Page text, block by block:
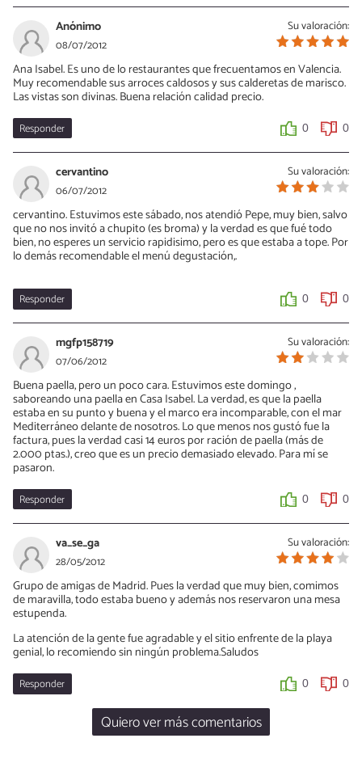
Su valoración:
Anónimo
08/07/2012
Ana Isabel. Es uno de lo restaurantes que frecuentamos en Valencia.
Muy recomendable sus arroces caldosos y sus calderetas de marisco.
Las vistas son divinas. Buena relación calidad precio.
Responder 0 0
Su valoración:
cervantino
06/07/2012
cervantino. Estuvimos este sábado, nos atendió Pepe, muy bien, salvo
que no nos invitó a chupito (es broma) y la verdad es que fué todo
bien, no esperes un servicio rapidisimo, pero es que estaba a tope. Por
lo demás recomendable el menú degustación,.
Responder 0 0
Su valoración:
mgfp158719
07/06/2012
Buena paella, pero un poco cara. Estuvimos este domingo ,
saboreando una paella en Casa Isabel. La verdad, es que la paella
estaba en su punto y buena y el marco era incomparable, con el mar
Mediterráneo delante de nosotros. Lo que menos nos gustó fue la
factura, pues la verdad casi 14 euros por ración de paella (más de
2.000 ptas.), creo que es un precio demasiado elevado. Para mí se
pasaron.
Responder 0 0
Su valoración:
va_se_ga
28/05/2012
Grupo de amigas de Madrid. Pues la verdad que muy bien, comimos
de maravilla, todo estaba bueno y además nos reservaron una mesa
estupenda.
La atención de la gente fue agradable y el sitio enfrente de la playa
genial, lo recomiendo sin ningún problema.Saludos
Responder 0 0
Quiero ver más comentarios